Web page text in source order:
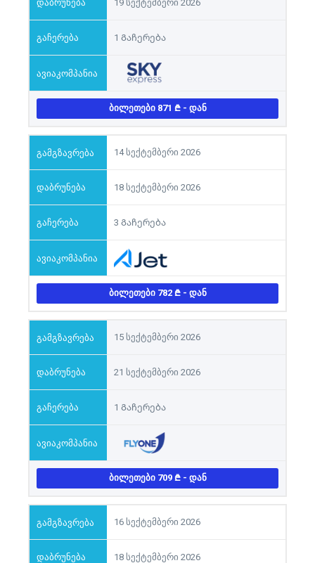
19 სექტემბერი 2026
1 Გაჩერება
ᲑᲘᲚᲔᲗᲔᲑᲘ 871 - ᲓᲐᲜ
14 სექტემბერი 2026
18 სექტემბერი 2026
3 Გაჩერება
ᲑᲘᲚᲔᲗᲔᲑᲘ 782 - ᲓᲐᲜ
15 სექტემბერი 2026
21 სექტემბერი 2026
1 Გაჩერება
ᲑᲘᲚᲔᲗᲔᲑᲘ 709 - ᲓᲐᲜ
16 სექტემბერი 2026
18 სექტემბერი 2026